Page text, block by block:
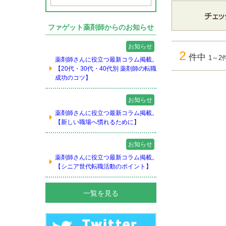
ファゲット薬剤師からのお知らせ
お知らせ
薬剤師さんに役立つ最新コラム掲載。
【20代・30代・40代別 薬剤師の転職
成功のコツ】
お知らせ
薬剤師さんに役立つ最新コラム掲載。
【新しい職場へ慣れるために】
お知らせ
薬剤師さんに役立つ最新コラム掲載。
【シニア世代転職活動のポイント】
一覧を見る
2 件中 1～2